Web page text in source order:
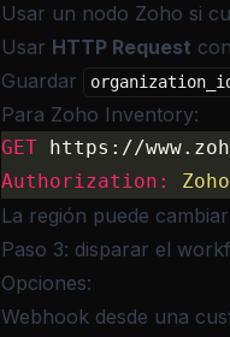
Usar un nodo Zoho si
Usar HTTP Request
Guardar
Para Zoho Inventory:
GET https://
Authorization:
La región puede
Paso 3: disparar el
Opciones:
Webhook desde una